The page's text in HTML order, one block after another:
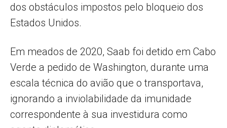
dos obstáculos impostos pelo bloqueio dos
Estados Unidos.
Em meados de 2020, Saab foi detido em Cabo
Verde a pedido de Washington, durante uma
escala técnica do avião que o transportava,
ignorando a inviolabilidade da imunidade
correspondente à sua investidura como